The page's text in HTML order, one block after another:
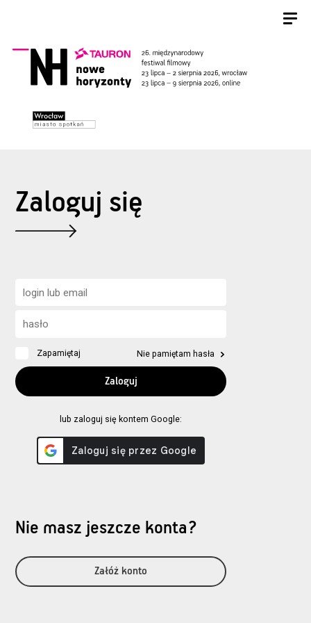
Zaloguj się
Zapamiętaj Nie pamiętam hasła
lub zaloguj się kontem Google:
Nie masz jeszcze konta?
Załóż konto